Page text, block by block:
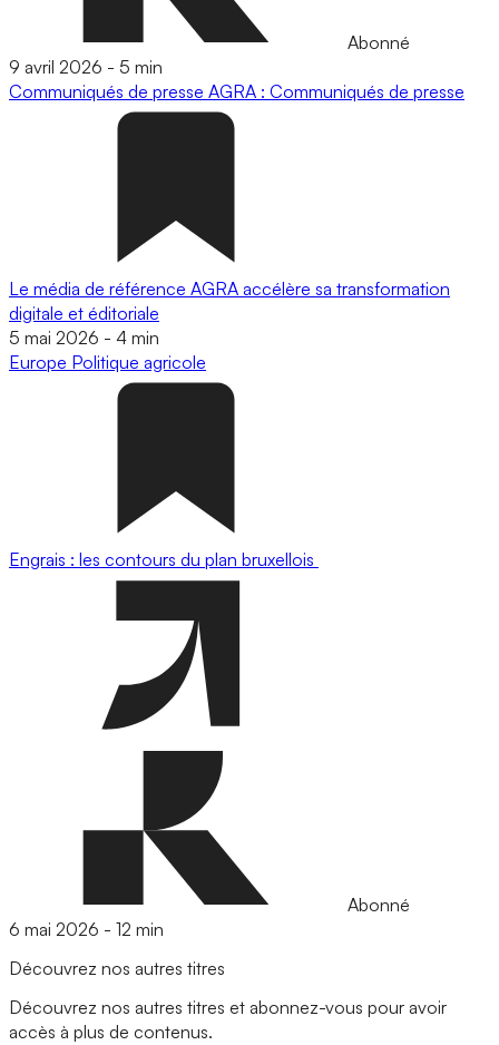
Abonné
9 avril 2026 - 5 min
Communiqués de presse AGRA : Communiqués de presse
Le média de référence AGRA accélère sa transformation
digitale et éditoriale
5 mai 2026 - 4 min
Europe Politique agricole
Engrais : les contours du plan bruxellois
Abonné
6 mai 2026 - 12 min
Découvrez nos autres titres
Découvrez nos autres titres et abonnez-vous pour avoir
accès à plus de contenus.